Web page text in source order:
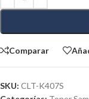
Comparar
SKU: CLT-K407S